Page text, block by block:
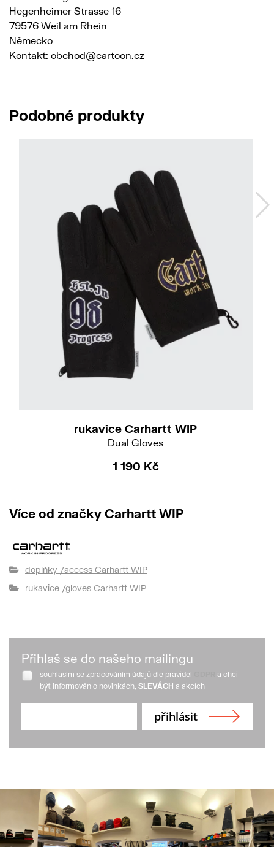
Hegenheimer Strasse 16
79576 Weil am Rhein
Německo
Kontakt: obchod@cartoon.cz
Podobné produkty
rukavice Carhartt WIP
Dual Gloves
1 190 Kč
Více od značky Carhartt WIP
doplňky /access Carhartt WIP
rukavice /gloves Carhartt WIP
Přihlaš se do našeho mailingu
souhlasím se zpracováním údajů dle pravidel
a chci
být informován o novinkách, SLEVÁCH a akcích